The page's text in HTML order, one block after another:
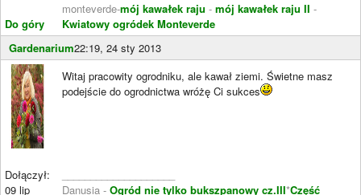
Do góry
monteverde-mój kawałek raju - mój kawałek raju II -
Kwiatowy ogródek Monteverde
Gardenarium22:19, 24 sty 2013
Dołączył:
09 lip
Witaj pracowity ogrodniku, ale kawał ziemi. Świetne masz
podejście do ogrodnictwa wróżę Ci sukces
Danusia - Ogród nie tylko bukszpanowy cz.III*Część